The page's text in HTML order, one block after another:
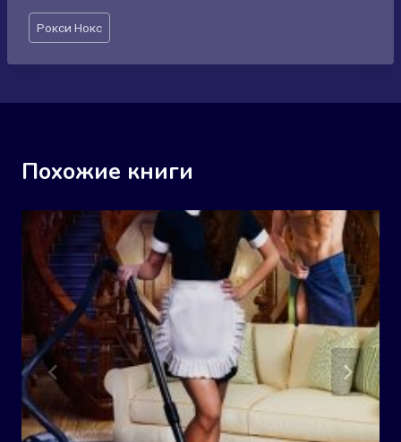
Метки
записи:
Рокси Нокс
Похожие книги